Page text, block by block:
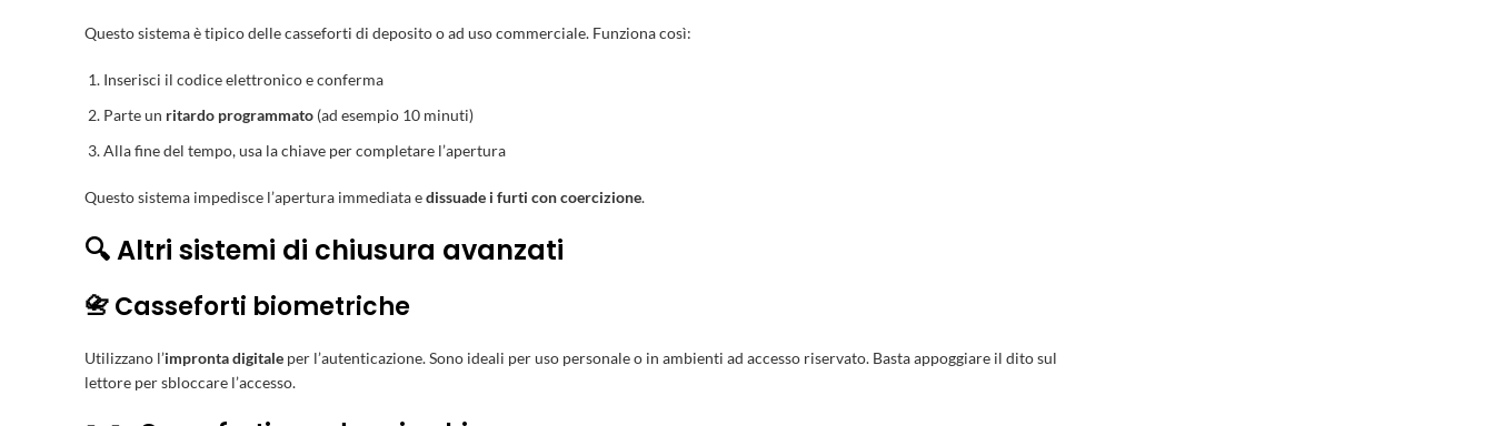
Questo sistema è tipico delle casseforti di deposito o ad uso commerciale. Funziona così:
Inserisci il codice elettronico e conferma
Parte un ritardo programmato (ad esempio 10 minuti)
Alla fine del tempo, usa la chiave per completare l’apertura
Questo sistema impedisce l’apertura immediata edissuade i furti con coercizione.
🔍 Altri sistemi di chiusura avanzati
📇 Casseforti biometriche
Utilizzano l’impronta digitale per l’autenticazione. Sono ideali per uso personale o in ambienti ad accesso riservato. Basta appoggiare il dito sul
lettore per sbloccare l’accesso.